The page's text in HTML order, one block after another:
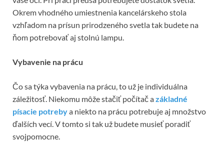
Okrem vhodného umiestnenia kancelárskeho stola
vzhľadom na prísun prirodzeného svetla tak budete na
ňom potrebovať aj stolnú lampu.
Vybavenie na prácu
Čo sa týka vybavenia na prácu, to už je individuálna
záležitosť. Niekomu môže stačiť počítač azákladné
písacie potrebya niekto na prácu potrebuje aj množstvo
ďalších vecí. V tomto si tak už budete musieť poradiť
svojpomocne.